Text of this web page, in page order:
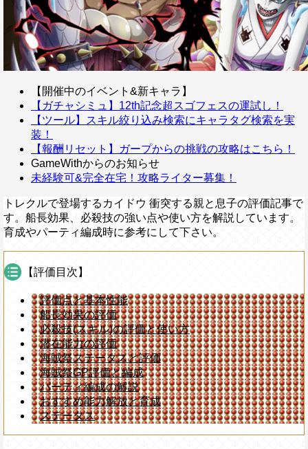
【開催中のイベント&新キャラ】
【ガチャシミュ】12th記念超スゴフェスの運試し！
【ツール】スキル絞り込み検索にキャラタグ検索を実
装！
【報酬リセット】ガープからの挑戦の攻略はこちら！
GameWithからのお知らせ
未経験可&完全在宅！攻略ライター募集！
トレクルで登場するカイドウ 衝突する親と息子の評価記事で
す。船長効果、必殺技の強い点や使い方を解説しています。
育成やパーティ編成時に参考にして下さい。
【評価目次】
評価点と基本性能
船長効果の評価
必殺技(スキル)の評価と使い方
潜在能力の評価
海賊祭ステータスと評価
海賊祭GP評価と編成
パーティ編成の解説
おすすめ能力解放と育成
ステータス